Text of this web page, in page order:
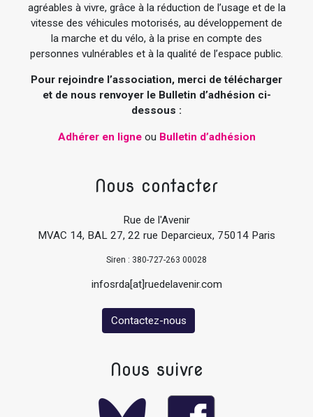
agréables à vivre, grâce à la réduction de l’usage et de la
vitesse des véhicules motorisés, au développement de
la marche et du vélo, à la prise en compte des
personnes vulnérables et à la qualité de l’espace public.
Pour rejoindre l’association, merci de télécharger
et de nous renvoyer le Bulletin d’adhésion ci-
dessous :
Adhérer en ligneou Bulletin d’adhésion
Nous contacter
Rue de l'Avenir
MVAC 14, BAL 27, 22 rue Deparcieux, 75014 Paris
Siren : 380-727-263 00028
infosrda[at]ruedelavenir.com
Contactez-nous
Nous suivre